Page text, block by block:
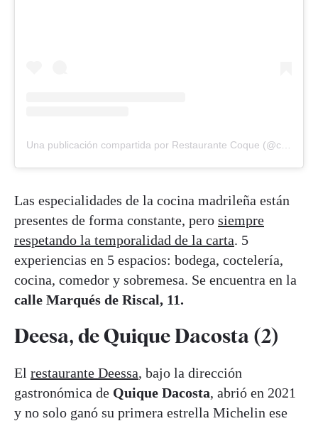
Las especialidades de la cocina madrileña están
presentes de forma constante, pero siempre
respetando la temporalidad de la carta. 5
experiencias en 5 espacios: bodega, coctelería,
cocina, comedor y sobremesa. Se encuentra en la
calle Marqués de Riscal, 11.
Deesa, de Quique Dacosta (2)
El restaurante Deessa, bajo la dirección
gastronómica de Quique Dacosta, abrió en 2021
y no solo ganó su primera estrella Michelin ese